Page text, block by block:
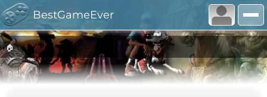
BestGameEver
🏠